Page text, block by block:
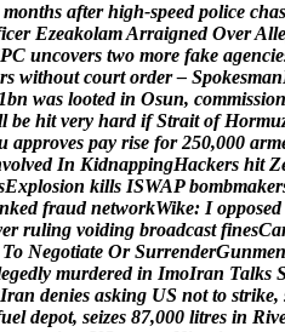
months after high-speed police chas
icer EzeakolamArraigned OverAlle
PC uncovers two more fake agencie
rs without court order – Spokesman
1bn was looted in Osun, commission
l be hit very hard if Strait of Hormu
approves pay rise for 250,000 arm
volved In KidnappingHackers hit Z
Explosion kills ISWAP bombmaker
nked fraud networkWike: I opposed
er ruling voiding broadcast finesCa
To Negotiate Or SurrenderGunmen
egedly murdered in ImoIran Talks
Iran denies asking US not to strike,
uel depot, seizes 87,000 litres in Riv